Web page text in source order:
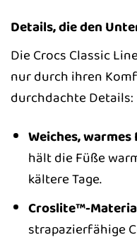
Details, die den
Die Crocs Classic
nur durch ihren
durchdachte Details:
Weiches,
hält die Füße
kältere Tage.
Croslite™-
strapazierfähige